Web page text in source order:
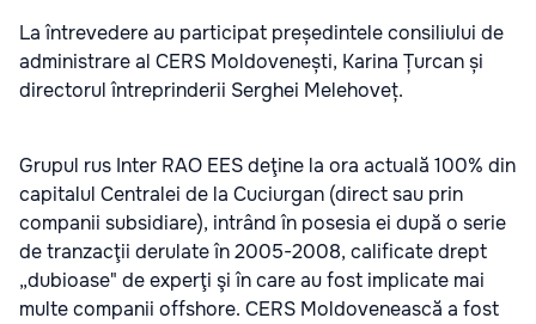
La întrevedere au participat președintele consiliului de
administrare al CERS Moldovenești, Karina Țurcan și
directorul întreprinderii Serghei Melehoveț.
Grupul rus Inter RAO EES deţine la ora actuală 100% din
capitalul Centralei de la Cuciurgan (direct sau prin
companii subsidiare), intrând în posesia ei după o serie
de tranzacţii derulate în 2005-2008, calificate drept
„dubioase" de experţi şi în care au fost implicate mai
multe companii offshore. CERS Moldovenească a fost